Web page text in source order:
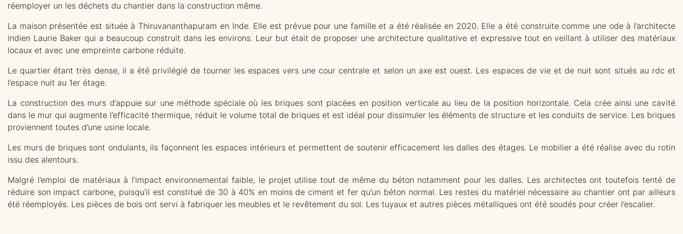
réemployer un les déchets du chantier dans la construction même.
La maison présentée est située à Thiruvananthapuram en Inde. Elle est prévue pour une famille et a été réalisée en 2020. Elle a été construite comme une ode à l’architecte
indien Laurie Baker qui a beaucoup construit dans les environs. Leur but était de proposer une architecture qualitative et expressive tout en veillant à utiliser des matériaux
locaux et avec une empreinte carbone réduite.
Le quartier étant très dense, il a été privilégié de tourner les espaces vers une cour centrale et selon un axe est ouest. Les espaces de vie et de nuit sont situés au rdc et
l’espace nuit au 1er étage.
La construction des murs d’appuie sur une méthode spéciale où les briques sont placées en position verticale au lieu de la position horizontale. Cela crée ainsi une cavité
dans le mur qui augmente l’efficacité thermique, réduit le volume total de briques et est idéal pour dissimuler les éléments de structure et les conduits de service. Les briques
proviennent toutes d’une usine locale.
Les murs de briques sont ondulants, ils façonnent les espaces intérieurs et permettent de soutenir efficacement les dalles des étages. Le mobilier a été réalise avec du rotin
issu des alentours.
Malgré l’emploi de matériaux à l’impact environnemental faible, le projet utilise tout de même du béton notamment pour les dalles. Les architectes ont toutefois tenté de
réduire son impact carbone, puisqu’il est constitué de 30 à 40% en moins de ciment et fer qu’un béton normal. Les restes du matériel nécessaire au chantier ont par ailleurs
été réemployés. Les pièces de bois ont servi à fabriquer les meubles et le revêtement du sol. Les tuyaux et autres pièces métalliques ont été soudés pour créer l’escalier.